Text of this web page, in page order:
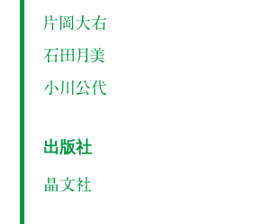
片岡大右
石田月美
小川公代
出版社
晶文社